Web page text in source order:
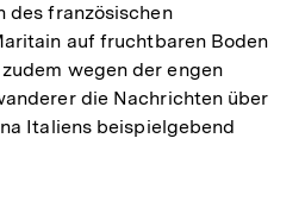
des französischen
auf fruchtbaren Boden
wegen der engen
die Nachrichten über
Italiens beispielgebend